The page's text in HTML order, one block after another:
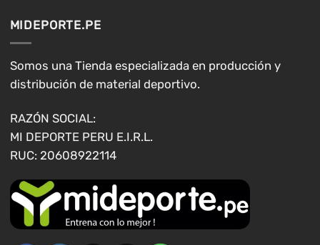
se
pueden
elegir
en
página
de
producto
MIDEPORTE.PE
Somos una Tienda especializada en producción y
distribución de material deportivo.
RAZÓN SOCIAL:
MI DEPORTE PERU E.I.R.L.
RUC: 20608922114